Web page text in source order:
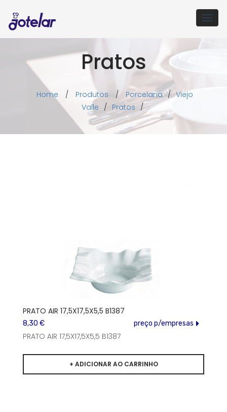
Pratos
Home / Produtos / Porcelana / Viejo
Valle / Pratos /
PRATO AIR 17,5X17,5X5,5 B1387
8,30 € preço p/empresas
PRATO AIR 17,5X17,5X5,5 B1387